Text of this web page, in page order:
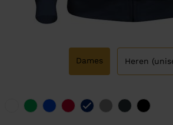
Dames Heren